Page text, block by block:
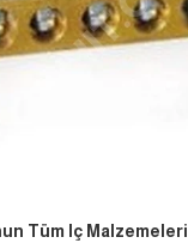
Tüm Iç Malzemeleri